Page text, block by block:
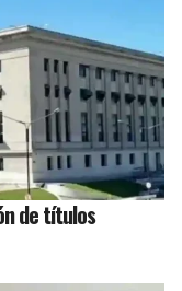
de títulos